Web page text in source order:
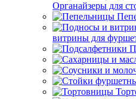
Органайзеры для
витрины для